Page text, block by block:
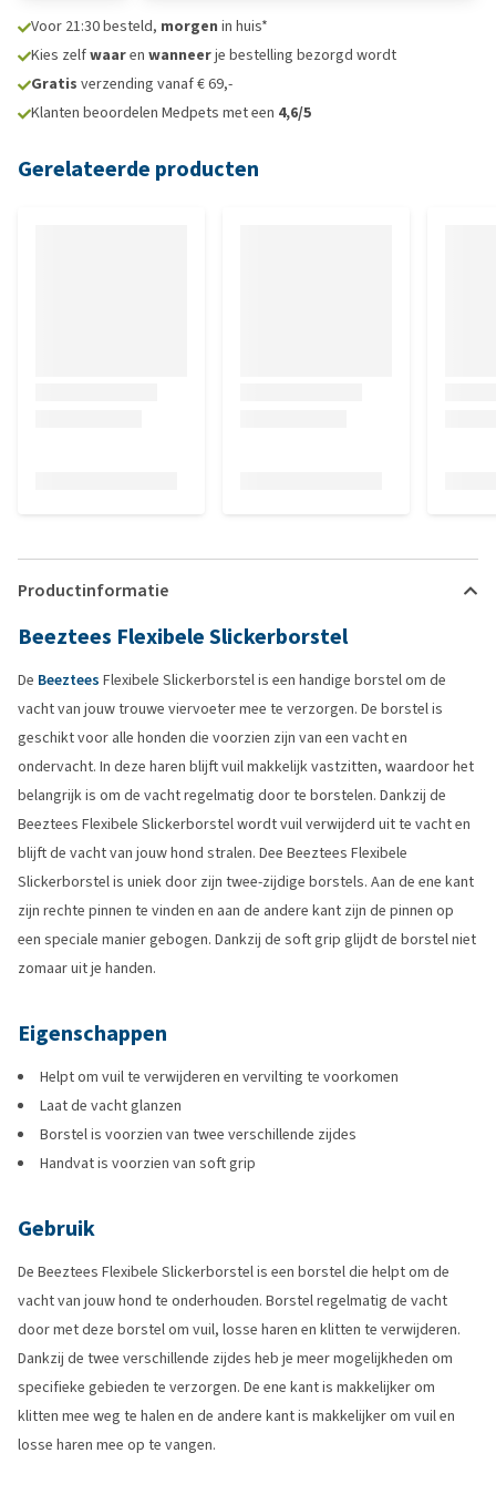
Voor 21:30 besteld, morgen in huis*
Kies zelfwaaren wanneerje bestelling bezorgd wordt
Gratis verzending vanaf € 69,-
Klanten beoordelen Medpets met een 4,6/5
Gerelateerde producten
Productinformatie
Beeztees Flexibele Slickerborstel
De Beeztees Flexibele Slickerborstel is een handige borstel om de
vacht van jouw trouwe viervoeter mee te verzorgen. De borstel is
geschikt voor alle honden die voorzien zijn van een vacht en
ondervacht. In deze haren blijft vuil makkelijk vastzitten, waardoor het
belangrijk is om de vacht regelmatig door te borstelen. Dankzij de
Beeztees Flexibele Slickerborstel wordt vuil verwijderd uit te vacht en
blijft de vacht van jouw hond stralen. Dee Beeztees Flexibele
Slickerborstel is uniek door zijn twee-zijdige borstels. Aan de ene kant
zijn rechte pinnen te vinden en aan de andere kant zijn de pinnen op
een speciale manier gebogen. Dankzij de soft grip glijdt de borstel niet
zomaar uit je handen.
Eigenschappen
Helpt om vuil te verwijderen en vervilting te voorkomen
Laat de vacht glanzen
Borstel is voorzien van twee verschillende zijdes
Handvat is voorzien van soft grip
Gebruik
De Beeztees Flexibele Slickerborstel is een borstel die helpt om de
vacht van jouw hond te onderhouden. Borstel regelmatig de vacht
door met deze borstel om vuil, losse haren en klitten te verwijderen.
Dankzij de twee verschillende zijdes heb je meer mogelijkheden om
specifieke gebieden te verzorgen. De ene kant is makkelijker om
klitten mee weg te halen en de andere kant is makkelijker om vuil en
losse haren mee op te vangen.